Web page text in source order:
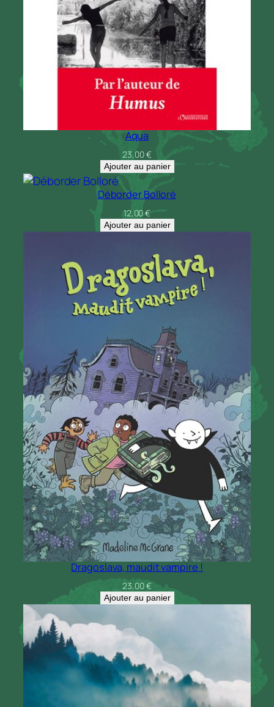
Aqua
23,00€
Ajouter au panier
Déborder Bolloré
12,00€
Ajouter au panier
Dragoslava, maudit vampire !
23,00€
Ajouter au panier